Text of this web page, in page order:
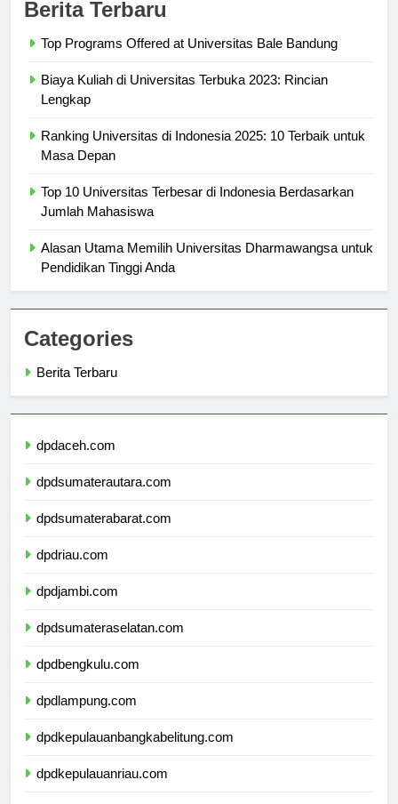
Biaya Kuliah di Universitas Terbuka 2023: Rincian
Ranking Universitas di Indonesia 2025: 10 Terbaik untuk
Top 10 Universitas Terbesar di Indonesia Berdasarkan
Alasan Utama Memilih Universitas Dharmawangsa untuk
Categories